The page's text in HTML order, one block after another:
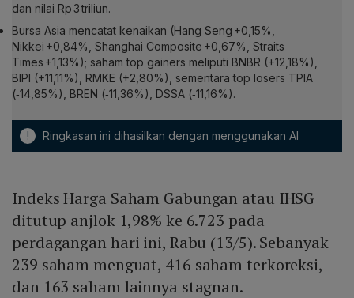
dan nilai Rp 3 triliun.
Bursa Asia mencatat kenaikan (Hang Seng +0,15%,
Nikkei +0,84%, Shanghai Composite +0,67%, Straits
Times +1,13%); sahamtop gainers meliputi BNBR (+12,18%),
BIPI (+11,11%), RMKE (+2,80%), sementaratop losers TPIA
(‑14,85%), BREN (‑11,36%), DSSA (‑11,16%).
! Ringkasan ini dihasilkan dengan menggunakan AI
Indeks Harga Saham Gabungan atau IHSG
ditutup anjlok 1,98% ke 6.723 pada
perdagangan hari ini, Rabu (13/5). Sebanyak
239 saham menguat, 416 saham terkoreksi,
dan 163 saham lainnya stagnan.